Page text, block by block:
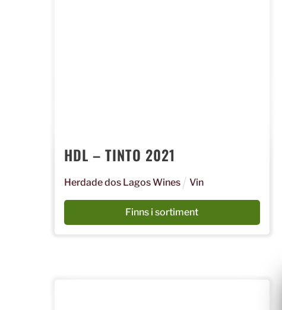
HDL – TINTO 2021
Herdade dos Lagos Wines Vin
Finns i sortiment